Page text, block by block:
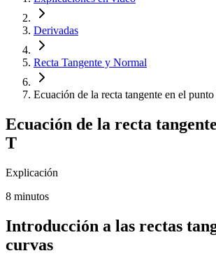
Derivadas
Recta Tangente y Normal
Ecuación de la recta tangente en el
Ecuación de la recta
T
Explicación
8 minutos
Introducción a las rectas
curvas